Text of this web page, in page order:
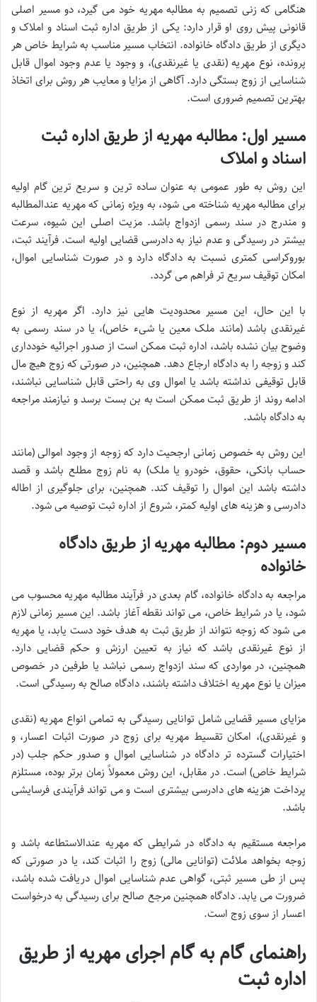
هنگامی که زنی تصمیم به مطالبه مهریه خود می گیرد، دو مسیر اصلی
قانونی پیش روی او قرار دارد: یکی از طریق اداره ثبت اسناد و املاک و
دیگری از طریق دادگاه خانواده. انتخاب مسیر مناسب به شرایط خاص هر
پرونده، نوع مهریه (نقدی یا غیرنقدی)، و وجود یا عدم وجود اموال قابل
شناسایی از زوج بستگی دارد. آگاهی از مزایا و معایب هر روش برای اتخاذ
بهترین تصمیم ضروری است.
مسیر اول: مطالبه مهریه از طریق اداره ثبت
اسناد و املاک
این روش به طور عمومی به عنوان ساده ترین و سریع ترین گام اولیه
برای مطالبه مهریه شناخته می شود، به ویژه زمانی که مهریه عندالمطالبه
و مندرج در سند رسمی ازدواج باشد. مزیت اصلی این شیوه، سرعت
بیشتر در رسیدگی و عدم نیاز به دادرسی قضایی اولیه است. فرآیند ثبت،
بوروکراسی کمتری نسبت به دادگاه دارد و در صورت شناسایی اموال،
امکان توقیف سریع تر فراهم می گردد.
با این حال، این مسیر محدودیت هایی نیز دارد. اگر مهریه از نوع
غیرنقدی باشد (مانند ملک معین یا شیء خاص)، یا در سند رسمی به
وضوح بیان نشده باشد، اداره ثبت ممکن است از صدور اجرائیه خودداری
کند و زوجه را به دادگاه ارجاع دهد. همچنین، در صورتی که زوج هیچ مال
قابل توقیفی نداشته باشد یا اموال وی به راحتی قابل شناسایی نباشند،
ادامه روند از طریق ثبت ممکن است به بن بست برسد و نیازمند مراجعه
به دادگاه باشد.
این روش به خصوص زمانی ارجحیت دارد که زوجه از وجود اموالی (مانند
حساب بانکی، حقوق، خودرو یا ملک) به نام زوج مطلع باشد و قصد
داشته باشد این اموال را توقیف کند. همچنین، برای جلوگیری از اطاله
دادرسی و هزینه های اولیه کمتر، شروع از اداره ثبت توصیه می شود.
مسیر دوم: مطالبه مهریه از طریق دادگاه
خانواده
مراجعه به دادگاه خانواده، گام بعدی در فرآیند مطالبه مهریه محسوب می
شود، یا در شرایط خاص، می تواند نقطه آغاز باشد. این مسیر زمانی لازم
می شود که زوجه نتواند از طریق ثبت به هدف خود دست یابد، یا مهریه
از نوع غیرنقدی باشد که نیاز به تعیین ارزش و حکم قضایی دارد.
همچنین، در مواردی که سند ازدواج رسمی نباشد یا طرفین در خصوص
میزان یا نوع مهریه اختلاف داشته باشند، دادگاه صالح به رسیدگی است.
مزایای مسیر قضایی شامل توانایی رسیدگی به تمامی انواع مهریه (نقدی
و غیرنقدی)، امکان تقسیط مهریه برای زوج در صورت اثبات اعسار، و
اختیارات گسترده تر دادگاه در شناسایی اموال و صدور حکم جلب (در
شرایط خاص) است. در مقابل، این روش معمولاً زمان برتر بوده، مستلزم
پرداخت هزینه های دادرسی بیشتری است و می تواند فرآیندی فرسایشی
باشد.
مراجعه مستقیم به دادگاه در شرایطی که مهریه عندالاستطاعه باشد و
زوجه بخواهد ملائت (توانایی مالی) زوج را اثبات کند، یا در صورتی که
پس از طی مسیر ثبتی، گواهی عدم شناسایی اموال دریافت شده باشد،
ضرورت می یابد. دادگاه همچنین مرجع صالح برای رسیدگی به درخواست
اعسار از سوی زوج است.
راهنمای گام به گام اجرای مهریه از طریق
اداره ثبت